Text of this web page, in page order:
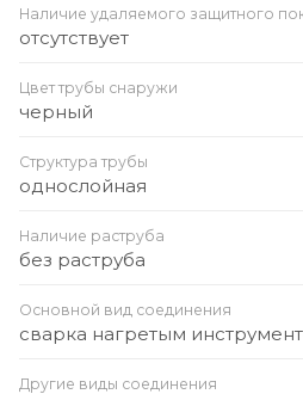
Наличие удаляемого защитного
отсутствует
Цвет трубы снаружи
черный
Структура трубы
однослойная
Наличие раструба
без раструба
Основной вид соединения
сварка нагретым
Другие виды соединения